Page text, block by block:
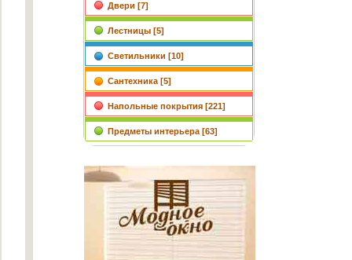
Двери [7]
Лестницы [5]
Светильники [10]
Сантехника [5]
Напольные покрытия [221]
Предметы интерьера [63]